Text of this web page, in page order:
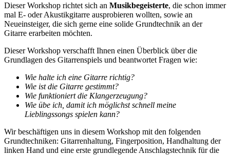
Dieser Workshop richtet sich an Musikbegeisterte, die schon immer
mal E- oder Akustikgitarre ausprobieren wollten, sowie an
Neueinsteiger, die sich gerne eine solide Grundtechnik an der
Gitarre erarbeiten möchten.
Dieser Workshop verschafft Ihnen einen Überblick über die
Grundlagen des Gitarrenspiels und beantwortet Fragen wie:
Wie halte ich eine Gitarre richtig?
Wie ist die Gitarre gestimmt?
Wie funktioniert die Klangerzeugung?
Wie übe ich, damit ich möglichst schnell meine
Lieblingssongs spielen kann?
Wir beschäftigen uns in diesem Workshop mit den folgenden
Grundtechniken: Gitarrenhaltung, Fingerposition, Handhaltung der
linken Hand und eine erste grundlegende Anschlagstechnik für die